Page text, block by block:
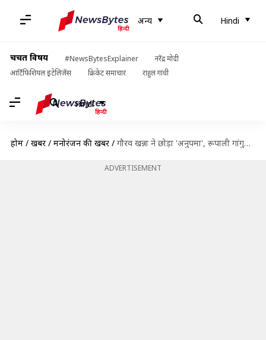
अन्य Hindi
चर्चित विषय #NewsBytesExplainer
नरेंद्र मोदी
आर्टिफिशियल इंटेलिजेंस
क्रिकेट समाचार राहुल गांधी
Hindi
होम / खबरें / मनोरंजन की खबरें / गौरव खन्ना ने छोड़ा 'अनुपमा', रूपाली गांगुली के साथ अनबन पर कही ये बात
ADVERTISEMENT